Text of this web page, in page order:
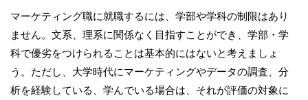
マーケティング職に就職するには、学部や学科の制限はあり
ません。文系、理系に関係なく目指すことができ、学部・学
科で優劣をつけられることは基本的にはないと考えましょ
う。ただし、大学時代にマーケティングやデータの調査、分
析を経験している、学んでいる場合は、それが評価の対象に